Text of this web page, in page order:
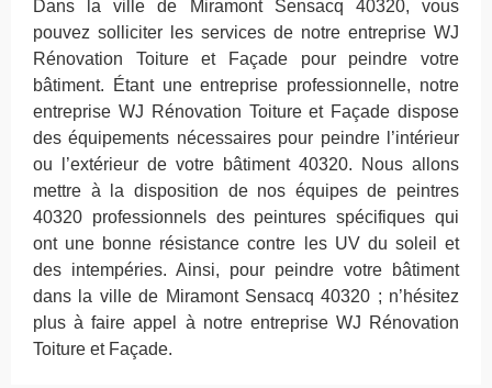
Dans la ville de Miramont Sensacq 40320, vous
pouvez solliciter les services de notre entreprise WJ
Rénovation Toiture et Façade pour peindre votre
bâtiment. Étant une entreprise professionnelle, notre
entreprise WJ Rénovation Toiture et Façade dispose
des équipements nécessaires pour peindre l’intérieur
ou l’extérieur de votre bâtiment 40320. Nous allons
mettre à la disposition de nos équipes de peintres
40320 professionnels des peintures spécifiques qui
ont une bonne résistance contre les UV du soleil et
des intempéries. Ainsi, pour peindre votre bâtiment
dans la ville de Miramont Sensacq 40320 ; n’hésitez
plus à faire appel à notre entreprise WJ Rénovation
Toiture et Façade.